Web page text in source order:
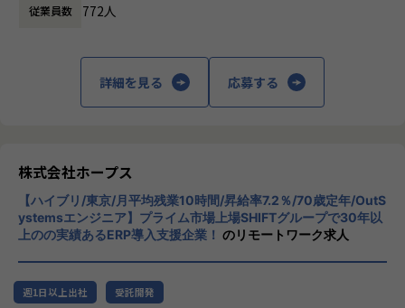
はまだ浸透していないソリューションがたくさんあります。
ホープスではそういったソリューションやツールの導入・
開発を積極的に推進しております。
・「世界基準で通用するエンジニアスキルを身に着け
・「日本でもっと浸透させ、よりよい未来を創る」
こういった想いをもったメンバーがたくさんいます！
このような環境下で一緒に成長していきたいと思っていた
だける方からのご応募をお待ちしております！
＜ホープスBLOGもご覧ください＞
プロジェクトの具体例やホープスの社風が分かる記事を掲載
しております！
担当領域：要件定義／基本設計／詳細設計／実装
・Udemyを会社負担で活用、資格取得奨励制度など、従業員
のスキルアップも応援！
・入社月から有休5日付与
【募集背景】
売上過去最高記録を更新している当社では、今まさに第二次
創業期として
準大手から中堅規模の企業に特化して、プライム案件やERP
年間120%成長を続けており成長の過渡期にある中で、
チ開発やコンサルティングまで幅広いサービ
スを提供しています。クラウドERPやローコ
ード開発を柱とし、業務効率化やDX推進、経
CloudやOracle ERP Cloudなどを活用し、企
業の業務プロセスを最適化し、経営管理の強
化を図っています1。
社風/文化
ホープスは、若手社員が活躍できる環境で、
社内の風通しが良く、活気に満ちた雰囲気が
特徴です。多様性を重視し、様々な国籍や背
従業員数 772人
詳細を見る 応募する
株式会社ホープス
【ハイブリ/東京/月平均残業10時間/昇給率7.2％/70歳定年/OutS
ystemsエンジニア】プライム市場上場SHIFTグループで30年以
上のの実績あるERP導入支援企業！ のリモートワーク求人
週1日以上出社 受託開発